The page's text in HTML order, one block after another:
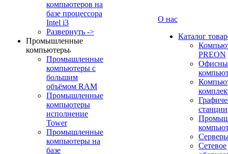
компьютеров на
базе процессора
Intel i3
Развернуть ->
Промышленные
компьютеры
Промышленные
компьютеры с
большим
объёмом RAM
Промышленные
компьютеры
исполнение
Tower
Промышленные
компьютеры на
базе
О нас
Каталог
PREON
станции
Сетевое